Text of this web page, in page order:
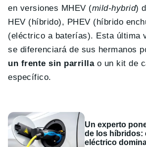
en versiones MHEV (mild-hybrid)
HEV (híbrido), PHEV (híbrido
(eléctrico a baterías). Esta última
se diferenciará de sus hermanos
un frente sin parrillao un kit de
específico.
Un experto
de los híbridos:
eléctrico